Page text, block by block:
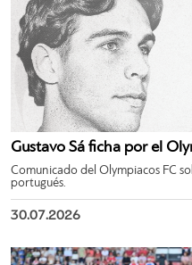
Gustavo Sá ficha por el
Comunicado del Olympiacos FC
portugués.
30.07.2026